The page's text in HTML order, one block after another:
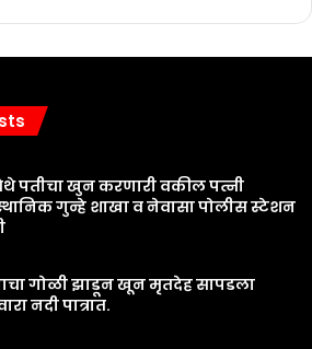
पतीचा खुन करणारी वकील पत्नी
गुन्हे शाखा व नेवासा पोलीस स्टेशन
गोळी झाडून खून मृतदेह सापडला
नदी पात्रात.